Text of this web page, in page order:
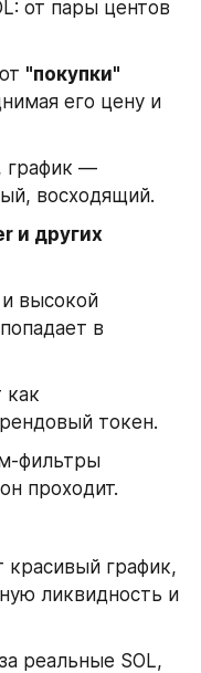
от пары центов
"покупки"
его цену и
график —
восходящий.
и других
высокой
в
как
токен.
фильтры
проходит.
красивый график,
ликвидность и
реальные SOL,